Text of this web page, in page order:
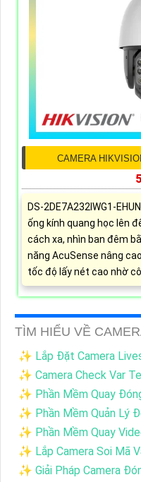
CAMERA
DS-2DE7A232IWG1-
ống kính quang học lên
cách xa, nhìn ban đêm
năng AcuSense nâng
tốc độ lấy nét cao nhờ
TÌM HIỂU VỀ
✨ Lắp Đặt Camera
✨ Camera Check Var
✨ Phần Mềm Quay
✨ Phần Mềm Quản Lý
✨ Phần Mềm Quay
✨ Lắp Camera Soi Mã
✨ Giải Pháp Camera